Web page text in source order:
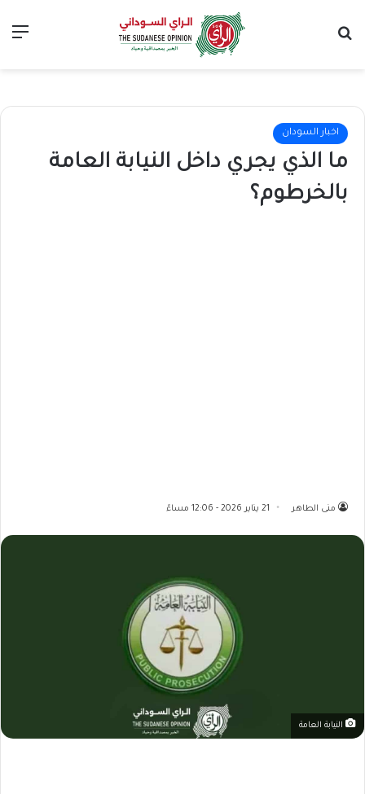
اخبار السودان
ما الذي يجري داخل النيابة العامة
بالخرطوم؟
منى الطاهر 21 يناير 2026 - 12:06 مساءً
النيابة العامة